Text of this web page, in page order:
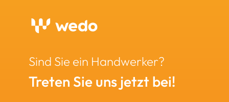
Sind Sie ein Handwerker?
Treten Sie uns jetzt bei!